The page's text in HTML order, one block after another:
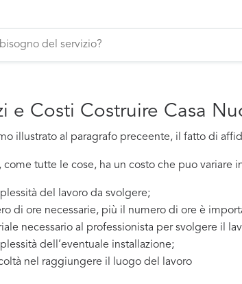
e Costi Costruire Casa
illustrato al paragrafo preceente, il fatto di
come tutte le cose, ha un costo che puo variare
del lavoro da svolgere;
di ore necessarie, più il numero di ore è
necessario al professionista per svolgere il
dell’eventuale installazione;
nel raggiungere il luogo del lavoro